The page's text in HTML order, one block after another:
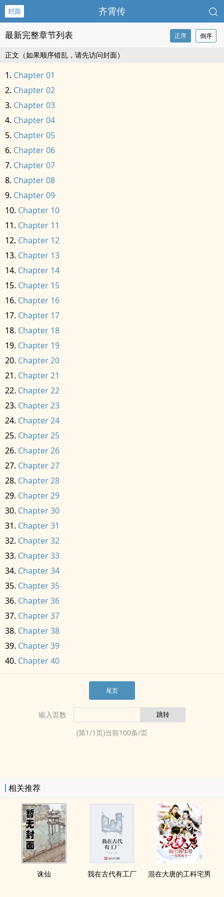
封面 齐霄传
最新完整章节列表 正序 倒序
正文（如果顺序错乱，请先访问封面）
Chapter 01
Chapter 02
Chapter 03
Chapter 04
Chapter 05
Chapter 06
Chapter 07
Chapter 08
Chapter 09
Chapter 10
Chapter 11
Chapter 12
Chapter 13
Chapter 14
Chapter 15
Chapter 16
Chapter 17
Chapter 18
Chapter 19
Chapter 20
Chapter 21
Chapter 22
Chapter 23
Chapter 24
Chapter 25
Chapter 26
Chapter 27
Chapter 28
Chapter 29
Chapter 30
Chapter 31
Chapter 32
Chapter 33
Chapter 34
Chapter 35
Chapter 36
Chapter 37
Chapter 38
Chapter 39
Chapter 40
尾页
输入页数
(第1/1页)当前100条/页
相关推荐
诛仙 我在古代有工厂 混在大唐的工科宅男